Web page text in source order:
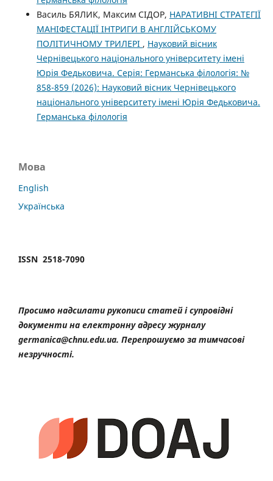
Василь БЯЛИК, Максим СІДОР, НАРАТИВНІ СТРАТЕГІЇ
МАНІФЕСТАЦІЇ ІНТРИГИ В АНГЛІЙСЬКОМУ
ПОЛІТИЧНОМУ ТРИЛЕРІ , Науковий вісник
Чернівецького національного університету імені
Юрія Федьковича. Серія: Германська філологія: №
858-859 (2026): Науковий вісник Чернівецького
національного університету імені Юрія Федьковича.
Германська філологія
Мова
English
Українська
ISSN 2518-7090
Просимо надсилати рукописи статей і супровідні
документи на електронну адресу журналу
germanica@chnu.edu.ua. Перепрошуємо за тимчасові
незручності.